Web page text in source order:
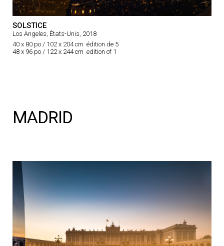
SOLSTICE
Los Angeles, États-Unis, 2018
40 x 80 po / 102 x 204 cm édition de 5
48 x 96 po / 122 x 244 cm edition of 1
MADRID